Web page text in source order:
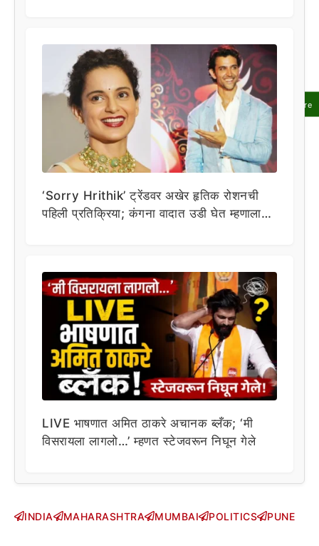
Share
‘Sorry Hrithik’ ट्रेंडवर अखेर हृतिक रोशनची
पहिली प्रतिक्रिया; कंगना वादात उडी घेत म्हणाला…
LIVE भाषणात अमित ठाकरे अचानक ब्लँक; ‘मी
विसरायला लागलो…’ म्हणत स्टेजवरून निघून गेले
INDIA MAHARASHTRA MUMBAI POLITICS PUNE